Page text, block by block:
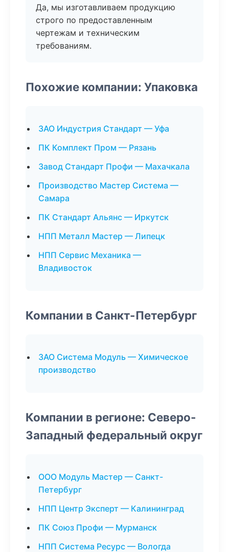
Да, мы изготавливаем продукцию
строго по предоставленным
чертежам и техническим
требованиям.
Похожие компании: Упаковка
ЗАО Индустрия Стандарт — Уфа
ПК Комплект Пром — Рязань
Завод Стандарт Профи — Махачкала
Производство Мастер Система —
Самара
ПК Стандарт Альянс — Иркутск
НПП Металл Мастер — Липецк
НПП Сервис Механика —
Владивосток
Компании в Санкт-Петербург
ЗАО Система Модуль — Химическое
производство
Компании в регионе: Северо-
Западный федеральный округ
ООО Модуль Мастер — Санкт-
Петербург
НПП Центр Эксперт — Калининград
ПК Союз Профи — Мурманск
НПП Система Ресурс — Вологда